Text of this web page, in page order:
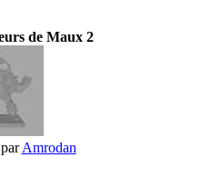
de Maux 2
Amrodan